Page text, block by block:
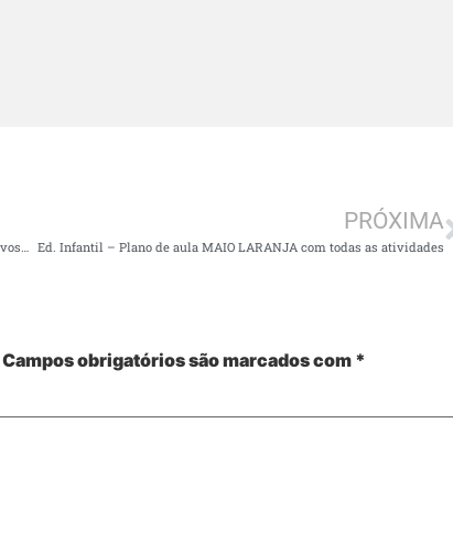
2º ANO – Atividades de língua portuguesa – Substantivos, adjetivos e acentuação
PRÓXIMA
Ed. Infantil – Plano de aula MAIO LARANJA com todas as atividades
Campos obrigatórios são marcados com *